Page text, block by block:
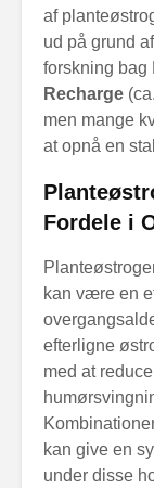
af
ud på grund
forskning bag
Recharge
men mange
at opnå en
Fordele i
kan være en
efterligne
med at
kan give en
under disse